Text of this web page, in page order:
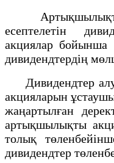
есептелетін
акциялар бойынша
дивидендтердің
Дивидендтер
акцияларын
жаңартылған
артықшылықты
толық
дивидендтер